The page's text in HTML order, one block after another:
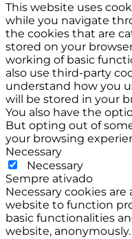
This website uses
while you navigate
the cookies that are
stored on your
working of basic
also use third-party
understand how you
will be stored in your
You also have the
But opting out of
your browsing
Necessary
Necessary
Sempre ativado
Necessary cookies
website to function
basic functionalities
website, anonymously.